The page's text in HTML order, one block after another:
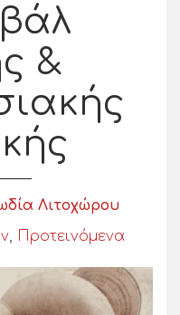
&
Λιτοχώρου
Προτεινόμενα